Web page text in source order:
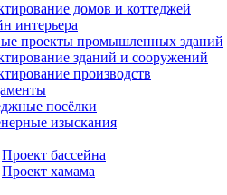
домов и коттеджей
интерьера
проекты промышленных зданий
зданий и сооружений
производств
посёлки
изыскания
Проект бассейна
Проект хамама